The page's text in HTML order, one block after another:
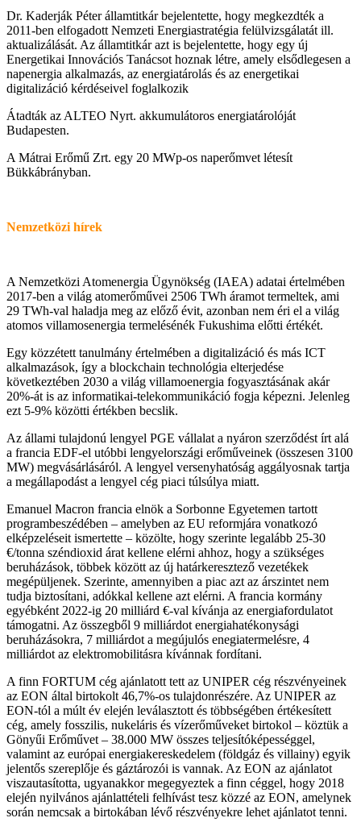
Dr. Kaderják Péter államtitkár bejelentette, hogy megkezdték a
2011-ben elfogadott Nemzeti Energiastratégia felülvizsgálatát ill.
aktualizálását. Az államtitkár azt is bejelentette, hogy egy új
Energetikai Innovációs Tanácsot hoznak létre, amely elsődlegesen a
napenergia alkalmazás, az energiatárolás és az energetikai
digitalizáció kérdéseivel foglalkozik
Átadták az ALTEO Nyrt. akkumulátoros energiatárolóját
Budapesten.
A Mátrai Erőmű Zrt. egy 20 MWp-os naperőmvet létesít
Bükkábrányban.
Nemzetközi hírek
A Nemzetközi Atomenergia Ügynökség (IAEA) adatai értelmében
2017-ben a világ atomerőművei 2506 TWh áramot termeltek, ami
29 TWh-val haladja meg az előző évit, azonban nem éri el a világ
atomos villamosenergia termelésénék Fukushima előtti értékét.
Egy közzétett tanulmány értelmében a digitalizáció és más ICT
alkalmazások, így a blockchain technológia elterjedése
következtében 2030 a világ villamoenergia fogyasztásának akár
20%-át is az informatikai-telekommunikáció fogja képezni. Jelenleg
ezt 5-9% közötti értékben becslik.
Az állami tulajdonú lengyel PGE vállalat a nyáron szerződést írt alá
a francia EDF-el utóbbi lengyelországi erőműveinek (összesen 3100
MW) megvásárlásáról. A lengyel versenyhatóság aggályosnak tartja
a megállapodást a lengyel cég piaci túlsúlya miatt.
Emanuel Macron francia elnök a Sorbonne Egyetemen tartott
programbeszédében – amelyben az EU reformjára vonatkozó
elképzeléseit ismertette – közölte, hogy szerinte legalább 25-30
€/tonna széndioxid árat kellene elérni ahhoz, hogy a szükséges
beruházások, többek között az új határkeresztező vezetékek
megépüljenek. Szerinte, amennyiben a piac azt az árszintet nem
tudja biztosítani, adókkal kellene azt elérni. A francia kormány
egyébként 2022-ig 20 milliárd €-val kívánja az energiafordulatot
támogatni. Az összegből 9 milliárdot energiahatékonysági
beruházásokra, 7 milliárdot a megújulós enegiatermelésre, 4
milliárdot az elektromobilitásra kívánnak fordítani.
A finn FORTUM cég ajánlatott tett az UNIPER cég részvényeinek
az EON által birtokolt 46,7%-os tulajdonrészére. Az UNIPER az
EON-tól a múlt év elején leválasztott és többségében értékesített
cég, amely fosszilis, nukeláris és vízerőműveket birtokol – köztük a
Gönyűi Erőművet – 38.000 MW összes teljesítóképességgel,
valamint az európai energiakereskedelem (földgáz és villainy) egyik
jelentős szereplője és gáztározói is vannak. Az EON az ajánlatot
viszautasította, ugyanakkor megegyeztek a finn céggel, hogy 2018
elején nyilvános ajánlattételi felhívást tesz közzé az EON, amelynek
során nemcsak a birtokában lévő részvényekre lehet ajánlatot tenni.